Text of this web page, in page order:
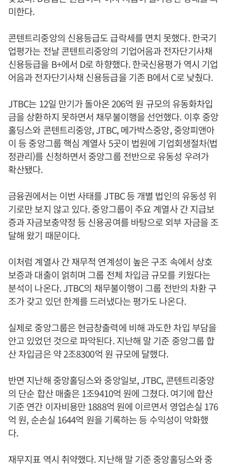
미한다.
콘텐트리중앙의 신용등급도 급락세를 면치 못했다. 한국기
업평가는 전날 콘텐트리중앙의 기업어음과 전자단기사채
신용등급을 B+에서 D로 하향했다. 한국신용평가 역시 기업
어음과 전자단기사채 신용등급을 기존 B에서 C로 낮췄다.
JTBC는 12일 만기가 돌아온 206억 원 규모의 유동화차입
금을 상환하지 못하면서 채무불이행을 선언했다. 이후 중앙
홀딩스와 콘텐트리중앙, JTBC, 메가박스중앙, 중앙피앤아
이 등 중앙그룹 핵심 계열사 5곳이 법원에 기업회생절차(법
정관리)를 신청하면서 중앙그룹 전반으로 유동성 우려가
확산됐다.
금융권에서는 이번 사태를 JTBC 등 개별 법인의 유동성 위
기로만 보지 않고 있다. 중앙그룹이 주요 계열사 간 지급보
증과 자금보충약정 등 신용공여를 바탕으로 외부 자금을 조
달해 왔기 때문이다.
이처럼 계열사 간 재무적 연계성이 높은 구조 속에서 상호
보증과 대출이 얽히며 그룹 전체 차입금 규모를 키웠다는
분석이 나온다. JTBC의 채무불이행이 그룹 전반의 차환 구
조가 갖고 있던 한계를 드러냈다는 평가도 나온다.
실제로 중앙그룹은 현금창출력에 비해 과도한 차입 부담을
안고 있었던 것으로 파악된다. 지난해 말 기준 중앙그룹 합
산 차입금은 약 2조8300억 원 규모에 달했다.
반면 지난해 중앙홀딩스와 중앙일보, JTBC, 콘텐트리중앙
의 단순 합산 매출은 1조9410억 원에 그쳤다. 여기에 합산
기준 연간 이자비용만 1888억 원에 이르면서 영업손실 176
억 원, 순손실 1644억 원을 기록하는 등 수익성이 악화했
다.
재무지표 역시 취약했다. 지난해 말 기준 중앙홀딩스와 중